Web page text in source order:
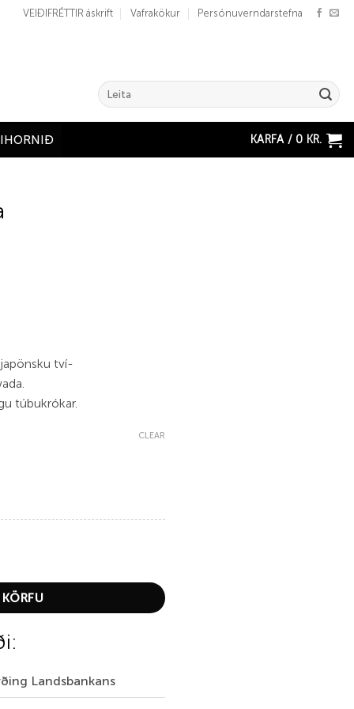
VEIÐIFRÉTTIR áskrift Vafrakökur Persónuverndarstefna
Search
for:
KARFA / 0 KR.
tví-
túbukrókar.
CLEAR
Landsbankans